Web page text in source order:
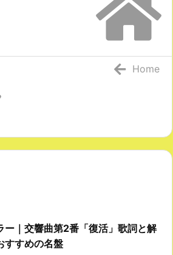
Home
ー｜交響曲第2番「復活」歌詞と解
すすめの名盤